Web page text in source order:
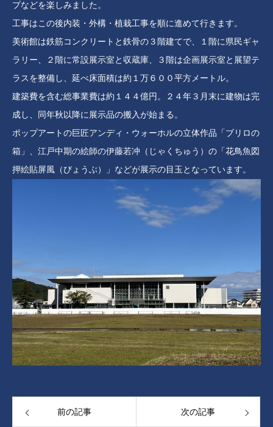
プなどを楽しみました。
工事はこの後内装・外構・植栽工事を順に進めて行きます。
美術館は鉄筋コンクリートと鉄骨の３階建てで、１階に県民ギャ
ラリー、２階に常設展示室と収蔵庫、３階は企画展示室と展望テ
ラスを整備し、延べ床面積は約１万６００平方メートル。
建築費を含む総事業費は約１４４億円。２４年３月末に建物は完
成し、同年秋以降に展示品の搬入が始まる。
ポップアートの巨匠アンディ・ウォーホルの立体作品「ブリロの
箱」、江戸中期の絵師の伊藤若冲（じゃくちゅう）の「花鳥魚図
押絵貼屏風（びょうぶ）」などが展示の目玉となっています。
前の記事 次の記事